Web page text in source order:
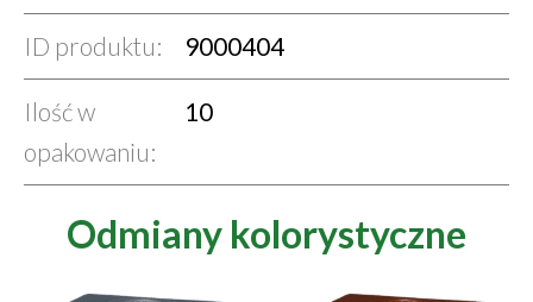
ID produktu: 9000404
Ilość w
opakowaniu:
10
Odmiany kolorystyczne